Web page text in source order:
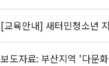
[교육안내] 새터민청소년
보도자료: 부산지역 '다문